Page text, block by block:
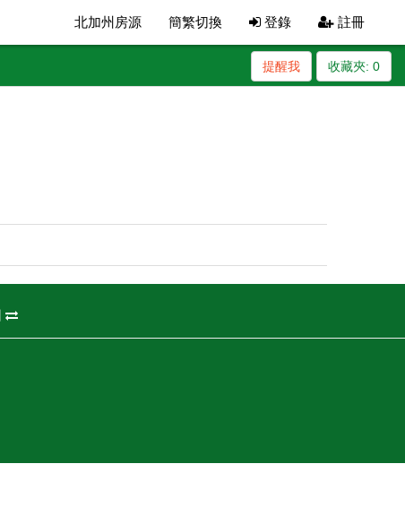
北加州房源 簡繁切換 登錄 註冊
收藏夾: 0
提醒我